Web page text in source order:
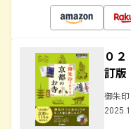
０
訂版
御朱印